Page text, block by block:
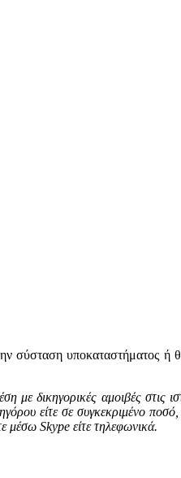
υποκαταστήματος ή
δικηγορικές αμοιβές στις
είτε σε συγκεκριμένο
μέσω Skype είτε τηλεφωνικά.